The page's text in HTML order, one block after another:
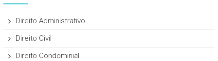
Direito Administrativo
Direito Civil
Direito Condominial